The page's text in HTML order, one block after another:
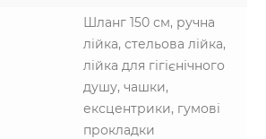
Шланг 150 см, ручна
лійка, стельова лійка,
лійка для гігієнічного
душу, чашки,
ексцентрики, гумові
прокладки